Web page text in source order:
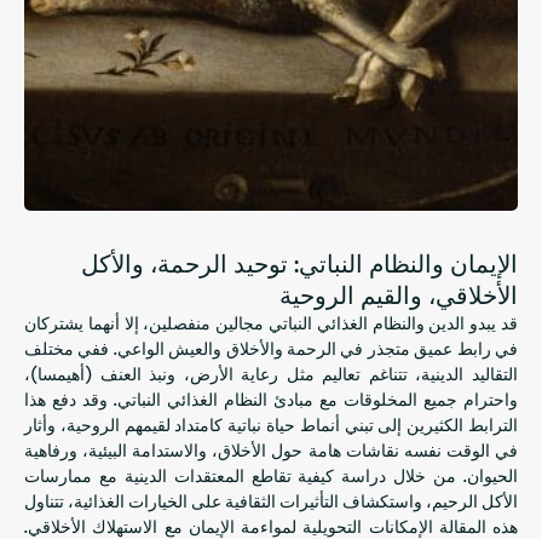
الإيمان والنظام النباتي: توحيد الرحمة، والأكل
الأخلاقي، والقيم الروحية
قد يبدو الدين والنظام الغذائي النباتي مجالين منفصلين، إلا أنهما يشتركان
في رابط عميق متجذر في الرحمة والأخلاق والعيش الواعي. ففي مختلف
التقاليد الدينية، تتناغم تعاليم مثل رعاية الأرض، ونبذ العنف (أهيمسا)،
واحترام جميع المخلوقات مع مبادئ النظام الغذائي النباتي. وقد دفع هذا
الترابط الكثيرين إلى تبني أنماط حياة نباتية كامتداد لقيمهم الروحية، وأثار
في الوقت نفسه نقاشات هامة حول الأخلاق، والاستدامة البيئية، ورفاهية
الحيوان. من خلال دراسة كيفية تقاطع المعتقدات الدينية مع ممارسات
الأكل الرحيم، واستكشاف التأثيرات الثقافية على الخيارات الغذائية، تتناول
هذه المقالة الإمكانات التحويلية لمواءمة الإيمان مع الاستهلاك الأخلاقي.